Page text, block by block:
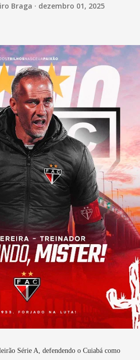
Braga dezembro 01, 2025
Série A, defendendo o Cuiabá como